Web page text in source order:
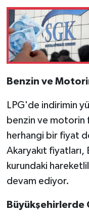
Benzin ve
LPG'de indirimin
benzin ve motorin
herhangi bir fiyat
Akaryakıt
kurundaki
devam ediyor.
Büyükşehirlerde